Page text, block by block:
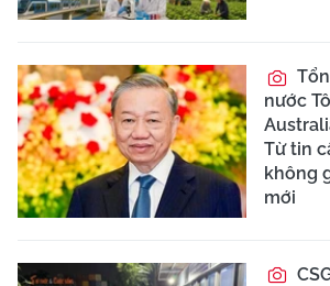
nước
Từ tin
không
mới